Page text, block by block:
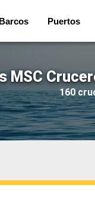
Barcos Puertos
MSC
160